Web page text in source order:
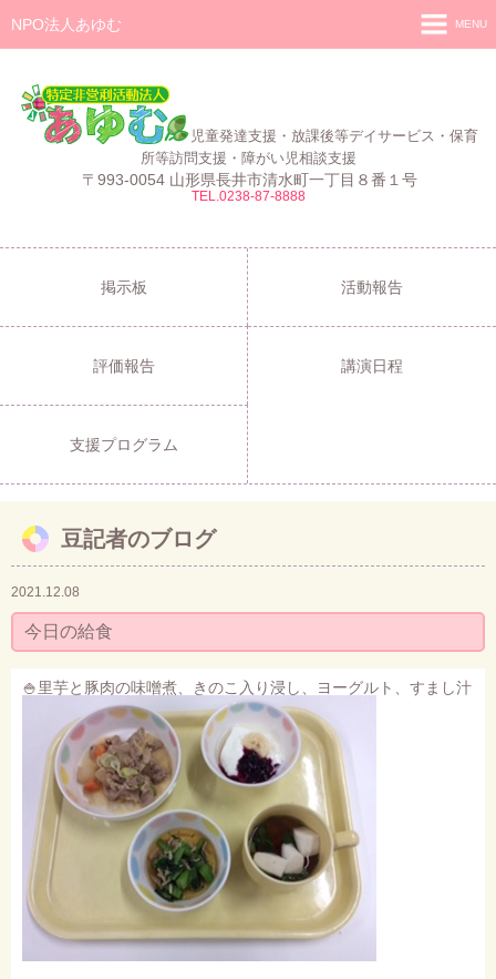
NPO法人あゆむ
児童発達支援・放課後等デイサービス・保育
所等訪問支援・障がい児相談支援
〒993-0054 山形県長井市清水町一丁目８番１号
TEL.0238-87-8888
MENU
施設紹介
あゆむZIBUN LABO
サービス内容
支援プログラム
ご利用について
採用情報
お問い合わせ
掲示板 活動報告
評価報告 講演日程
支援プログラム
豆記者のブログ
2021.12.08
今日の給食
🍚里芋と豚肉の味噌煮、きのこ入り浸し、ヨーグルト、すまし汁